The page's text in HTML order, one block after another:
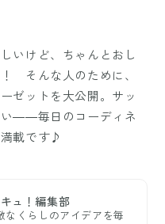
いけど、ちゃんとおし
そんな人のために、
ゼットを大公開。サッ
い――毎日のコーディネ
載です♪
ュ！編集部
なくらしのアイデアを毎